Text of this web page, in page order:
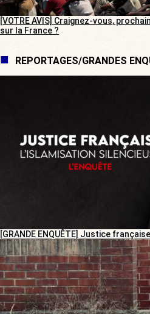
[VOTRE AVIS] Craignez-vous,
sur la France ?
REPORTAGES/GRANDES
[GRANDE ENQUÊTE] Justice